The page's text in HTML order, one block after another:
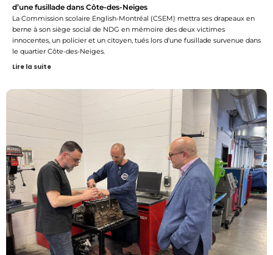
d’une fusillade dans Côte-des-Neiges
La Commission scolaire English-Montréal (CSEM) mettra ses drapeaux en
berne à son siège social de NDG en mémoire des deux victimes
innocentes, un policier et un citoyen, tués lors d'une fusillade survenue dans
le quartier Côte-des-Neiges.
Lire la suite